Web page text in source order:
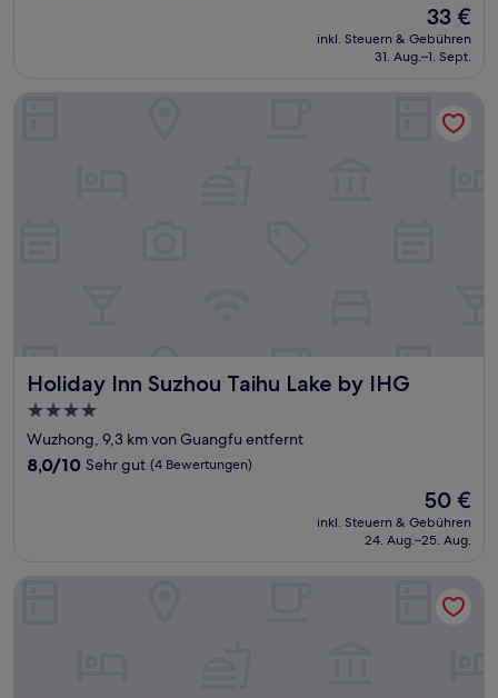
Der
Preis
beträgt
33 €
inkl. Steuern & Gebühren
31. Aug.–1. Sept.
Holiday Inn Suzhou Taihu Lake by IHG
Holiday Inn Suzhou Taihu Lake by IHG
4.0-
Sterne-
Unterkunft
Wuzhong, 9,3 km von Guangfu entfernt
8.0
Bewertungen)
8,0/10 Sehr gut (4 Bewertungen)
Der
Preis
beträgt
50 €
inkl. Steuern & Gebühren
24. Aug.–25. Aug.
Holiday Inn Suzhou Taihu Lake by IHG